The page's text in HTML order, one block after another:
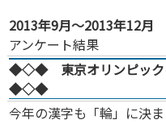
2013年9月～2013年12月
アンケート結果
◆◇◆ 東京オリンピック
◆◇◆
今年の漢字も「輪」に決ま